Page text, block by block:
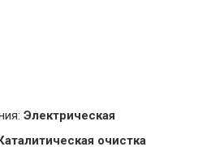
Электрическая
Каталитическая очистка